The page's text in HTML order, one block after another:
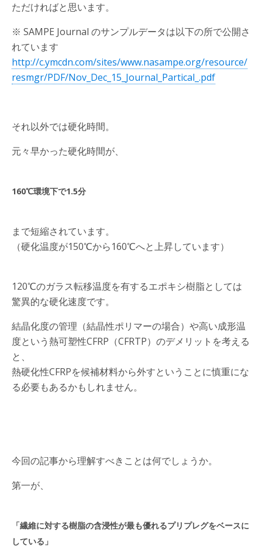
ただければと思います。
※ SAMPE Journal のサンプルデータは以下の所で公開さ
れています
http://c.ymcdn.com/sites/www.nasampe.org/resource/
resmgr/PDF/Nov_Dec_15_Journal_Partical_.pdf
それ以外では硬化時間。
元々早かった硬化時間が、
160℃環境下で1.5分
まで短縮されています。
（硬化温度が150℃から160℃へと上昇しています）
120℃のガラス転移温度を有するエポキシ樹脂としては
驚異的な硬化速度です。
結晶化度の管理（結晶性ポリマーの場合）や高い成形温
度という熱可塑性CFRP（CFRTP）のデメリットを考える
と、
熱硬化性CFRPを候補材料から外すということに慎重にな
る必要もあるかもしれません。
今回の記事から理解すべきことは何でしょうか。
第一が、
「繊維に対する樹脂の含浸性が最も優れるプリプレグをベースに
している」